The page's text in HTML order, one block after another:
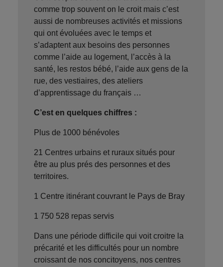
comme trop souvent on le croit mais c’est
aussi de nombreuses activités et missions
qui ont évoluées avec le temps et
s’adaptent aux besoins des personnes
comme l’aide au logement, l’accès à la
santé, les restos bébé, l’aide aux gens de la
rue, des vestiaires, des ateliers
d’apprentissage du français …
C’est en quelques chiffres :
Plus de 1000 bénévoles
21 Centres urbains et ruraux situés pour
être au plus prés des personnes et des
territoires.
1 Centre itinérant couvrant le Pays de Bray
1 750 528 repas servis
Dans une période difficile qui voit croitre la
précarité et les difficultés pour un nombre
croissant de nos concitoyens, nos centres